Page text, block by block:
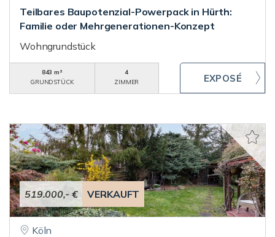
Teilbares Baupotenzial-Powerpack in Hürth:
Familie oder Mehrgenerationen-Konzept
Wohngrundstück
843 m²
GRUNDSTÜCK
4
ZIMMER
519.000,- € VERKAUFT
Köln